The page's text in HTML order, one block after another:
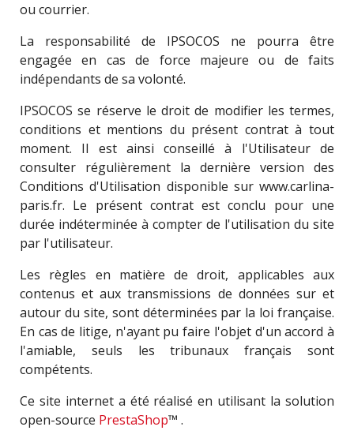
ou courrier.
La responsabilité de IPSOCOS ne pourra être
engagée en cas de force majeure ou de faits
indépendants de sa volonté.
IPSOCOS se réserve le droit de modifier les termes,
conditions et mentions du présent contrat à tout
moment. Il est ainsi conseillé à l'Utilisateur de
consulter régulièrement la dernière version des
Conditions d'Utilisation disponible sur www.carlina-
paris.fr. Le présent contrat est conclu pour une
durée indéterminée à compter de l'utilisation du site
par l'utilisateur.
Les règles en matière de droit, applicables aux
contenus et aux transmissions de données sur et
autour du site, sont déterminées par la loi française.
En cas de litige, n'ayant pu faire l'objet d'un accord à
l'amiable, seuls les tribunaux français sont
compétents.
Ce site internet a été réalisé en utilisant la solution
open-source PrestaShop™ .